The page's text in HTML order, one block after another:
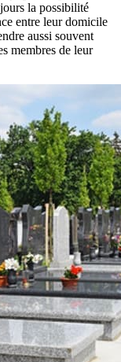
la possibilité
entre leur domicile
aussi souvent
membres de leur